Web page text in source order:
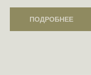
ПОДРОБНЕЕ